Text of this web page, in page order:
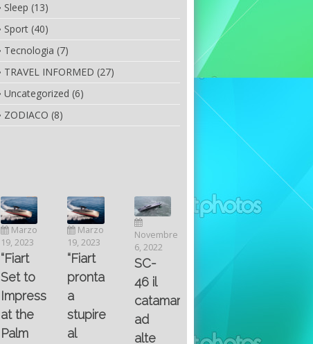
Sleep (13)
Sport (40)
Tecnologia (7)
TRAVEL INFORMED (27)
Uncategorized (6)
ZODIACO (8)
Marzo
19, 2023
“Fiart
pronta
a
stupire
al
Novembre
6, 2022
SC-
46 il
catamarano
ad
alte
Luglio
6, 2022
Fountain 38SC
abitabilità,
affidabilità
prestazioni
Multiple
on